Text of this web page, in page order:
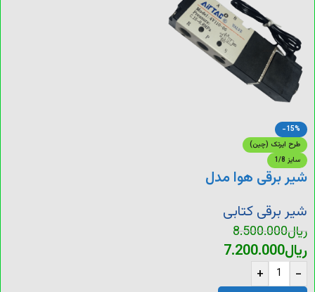
-15%
طرح ایرتک (چین)
سایز 1/8
شیر برقی هوا مدل
شیر برقی کتابی
ریال8.500.000
ریال7.200.000
-
+